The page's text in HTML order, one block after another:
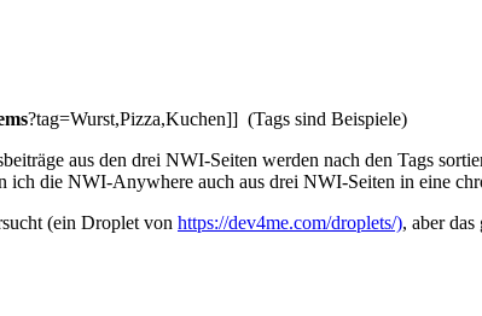
?tag=Wurst,Pizza,Kuchen]] (Tags sind Beispiele)
aus den drei NWI-Seiten werden nach den Tags
ich die NWI-Anywhere auch aus drei NWI-Seiten in eine
(ein Droplet von https://dev4me.com/droplets/), aber